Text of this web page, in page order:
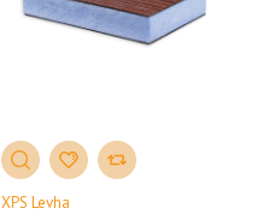
XPS Levha